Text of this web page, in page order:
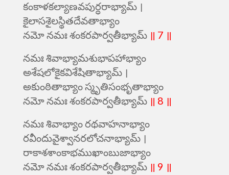
కంకాళకల్యాణవపుర్ధరాభ్యామ్ ।
కైలాసశైలస్థితదేవతాభ్యాం
నమో నమః శంకరపార్వతీభ్యామ్ ॥ 7 ॥
నమః శివాభ్యామశుభాపహాభ్యాం
అశేషలోకైకవిశేషితాభ్యామ్ ।
అకుంఠితాభ్యాం స్మృతిసంభృతాభ్యాం
నమో నమః శంకరపార్వతీభ్యామ్ ॥ 8 ॥
నమః శివాభ్యాం రథవాహనాభ్యాం
రవీందువైశ్వానరలోచనాభ్యామ్ ।
రాకాశశాంకాభముఖాంబుజాభ్యాం
నమో నమః శంకరపార్వతీభ్యామ్ ॥ 9 ॥